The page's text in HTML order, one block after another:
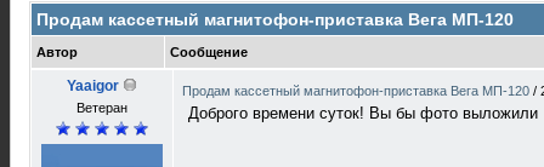
Продам кассетный магнитофон-приставка Вега МП-120
Автор Сообщение
Yaaigor
Ветеран
Продам кассетный магнитофон-приставка Вега МП-120 /
Доброго времени суток! Вы бы фото выложили